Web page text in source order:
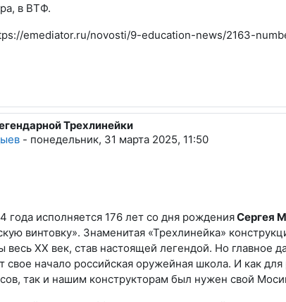
в ВТФ.
emediator.ru/novosti/9-education-news/2163-
Трехлинейки
- понедельник, 31 марта 2025, 11:50
года исполняется 176 лет со дня рожденияСергея
винтовку». Знаменитая «Трехлинейка»
весь XX век, став настоящей легендой. Но главное
свое начало российская оружейная школа. И как
так и нашим конструкторам был нужен свой